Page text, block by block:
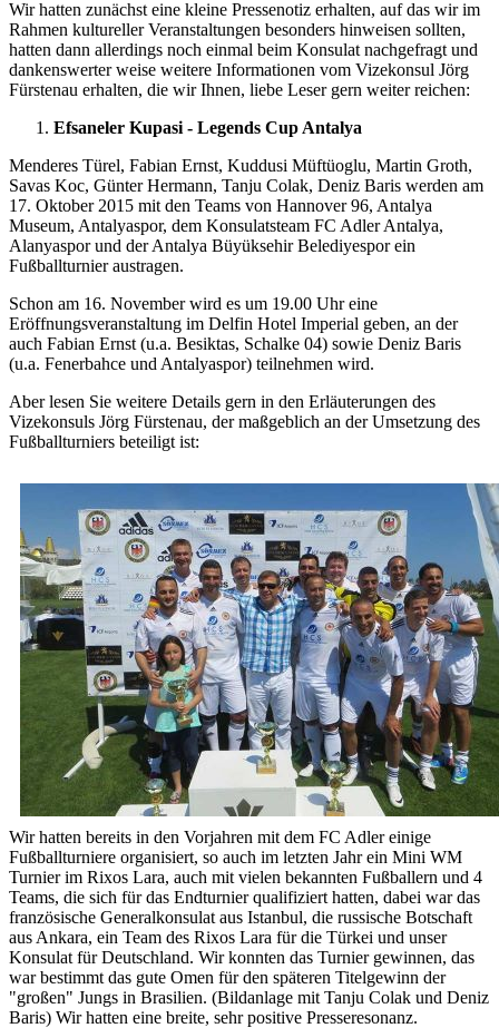
Wir hatten zunächst eine kleine Pressenotiz erhalten, auf das wir im
Rahmen kultureller Veranstaltungen besonders hinweisen sollten,
hatten dann allerdings noch einmal beim Konsulat nachgefragt und
dankenswerter weise weitere Informationen vom Vizekonsul Jörg
Fürstenau erhalten, die wir Ihnen, liebe Leser gern weiter reichen:
Efsaneler Kupasi - Legends Cup Antalya
Menderes Türel, Fabian Ernst, Kuddusi Müftüoglu, Martin Groth,
Savas Koc, Günter Hermann, Tanju Colak, Deniz Baris werden am
17. Oktober 2015 mit den Teams von Hannover 96, Antalya
Museum, Antalyaspor, dem Konsulatsteam FC Adler Antalya,
Alanyaspor und der Antalya Büyüksehir Belediyespor ein
Fußballturnier austragen.
Schon am 16. November wird es um 19.00 Uhr eine
Eröffnungsveranstaltung im Delfin Hotel Imperial geben, an der
auch Fabian Ernst (u.a. Besiktas, Schalke 04) sowie Deniz Baris
(u.a. Fenerbahce und Antalyaspor) teilnehmen wird.
Aber lesen Sie weitere Details gern in den Erläuterungen des
Vizekonsuls Jörg Fürstenau, der maßgeblich an der Umsetzung des
Fußballturniers beteiligt ist:
Wir hatten bereits in den Vorjahren mit dem FC Adler einige
Fußballturniere organisiert, so auch im letzten Jahr ein Mini WM
Turnier im Rixos Lara, auch mit vielen bekannten Fußballern und 4
Teams, die sich für das Endturnier qualifiziert hatten, dabei war das
französische Generalkonsulat aus Istanbul, die russische Botschaft
aus Ankara, ein Team des Rixos Lara für die Türkei und unser
Konsulat für Deutschland. Wir konnten das Turnier gewinnen, das
war bestimmt das gute Omen für den späteren Titelgewinn der
"großen" Jungs in Brasilien. (Bildanlage mit Tanju Colak und Deniz
Baris) Wir hatten eine breite, sehr positive Presseresonanz.